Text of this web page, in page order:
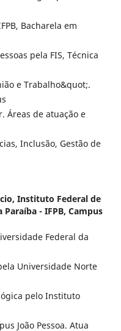
Bacharela em
pela FIS, Técnica
e Trabalho&quot;.
Áreas de atuação e
Inclusão, Gestão de
Instituto Federal de
Paraíba - IFPB, Campus
Federal da
Universidade Norte
pelo Instituto
João Pessoa. Atua